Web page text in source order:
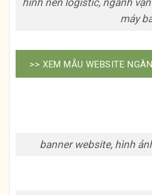
máy
>> XEM MẪU WEBSITE
banner website, hình